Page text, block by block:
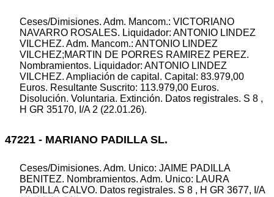
Ceses/Dimisiones. Adm. Mancom.: VICTORIANO
NAVARRO ROSALES. Liquidador: ANTONIO LINDEZ
VILCHEZ. Adm. Mancom.: ANTONIO LINDEZ
VILCHEZ;MARTIN DE PORRES RAMIREZ PEREZ.
Nombramientos. Liquidador: ANTONIO LINDEZ
VILCHEZ. Ampliación de capital. Capital: 83.979,00
Euros. Resultante Suscrito: 113.979,00 Euros.
Disolución. Voluntaria. Extinción. Datos registrales. S 8 ,
H GR 35170, I/A 2 (22.01.26).
47221 - MARIANO PADILLA SL.
Ceses/Dimisiones. Adm. Unico: JAIME PADILLA
BENITEZ. Nombramientos. Adm. Unico: LAURA
PADILLA CALVO. Datos registrales. S 8 , H GR 3677, I/A